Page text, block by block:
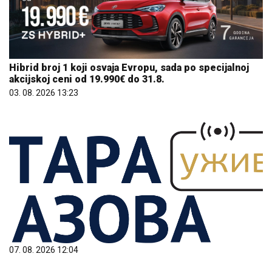
Hibrid broj 1 koji osvaja Evropu, sada po specijalnoj
akcijskoj ceni od 19.990€ do 31.8.
03. 08. 2026 13:23
07. 08. 2026 12:04
ПОЧЕЛА ЧИСТКА, УСКОРО НОВЕ СМЕНЕ! Вучићев